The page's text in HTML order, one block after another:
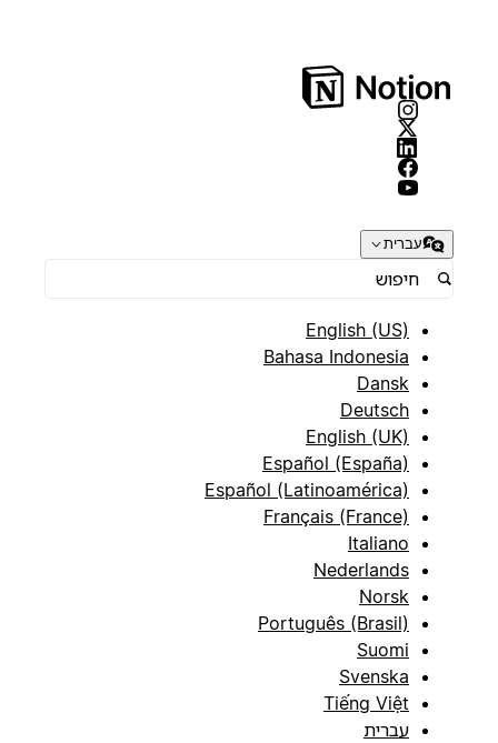
עברית
English (US)
Bahasa Indonesia
Dansk
Deutsch
English (UK)
Español (España)
Español (Latinoamérica)
Français (France)
Italiano
Nederlands
Norsk
Português (Brasil)
Suomi
Svenska
Tiếng Việt
עברית